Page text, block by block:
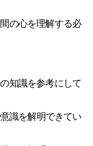
の心を理解する必
知識を参考にして
識を解明できてい